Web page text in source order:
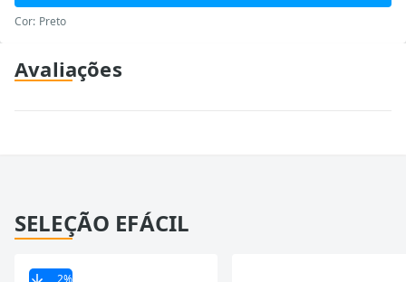
Cor: Preto
Avaliações
SELEÇÃO EFÁCIL
2%